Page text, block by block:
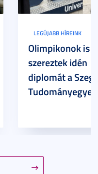
LEGÚJABB HÍREINK
Olimpikonok is
szereztek idén
diplomát a